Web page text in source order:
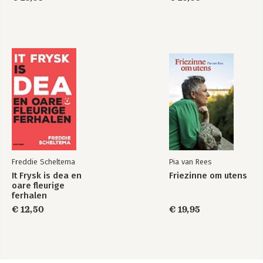
Freddie Scheltema
It Frysk is dea en
oare fleurige
ferhalen
€ 12,50
Pia van Rees
Friezinne om utens
€ 19,95